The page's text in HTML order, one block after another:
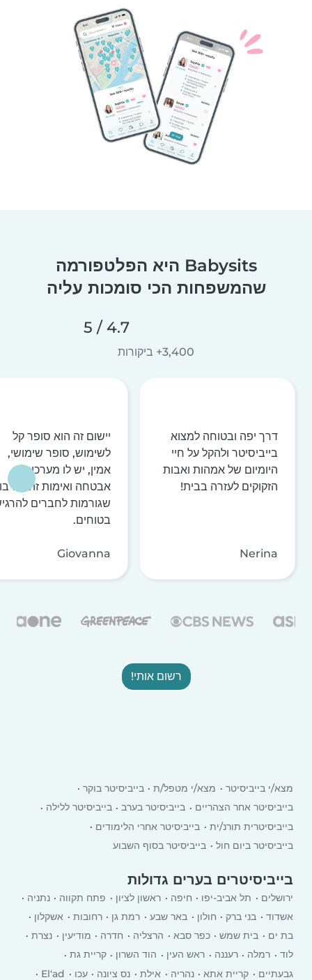
Babysits היא הפלטפורמה
שהמשפחות הכי סומכות עליה
4.7 / 5
3,400+ ביקורות
דרך יפה ובטוחה למצוא
בייביסיטר ולהקל על חיי
היומיום של אמהות ואבות
הזקוקים לעזרה בבית!
Nerina
יישום זה הוא סופר קל
לשימוש, סופר שימושי,
אמין, יש לו מערכות
אבטחה ואימות זהות
שגורמות לחברים
בטוחים.
Giovanna
רשום אותי!
מצא/י בייביסיטר מצא/י מטפל/ת
בייביסיטר בוקר
בייביסיטר אחר הצהריים
בייביסיטר בערב
בייביסיטר ללילה
בייביסיטרית תורנ/ית
בייביסיטר אחרי הלימודים
בייביסיטר ביום חול
בייביסיטר בסוף השבוע
בייביסיטרים בערים גדולות
ירושלים תל אביב-יפו חיפה ראשון לציון פתח תקווה
נתניה
אשדוד
בני ברק חולון באר שבע רמת גן רחובות
אשקלון
בת ים
בית שמש כפר סבא הרצליה חדרה מודיעין
נצרת
לוד
רמלה רעננה ראש העין הוד השרון
קריית גת
גבעתיים
קריית אתא ‏נהריה אילת נס ציונה עכו
El‘ad